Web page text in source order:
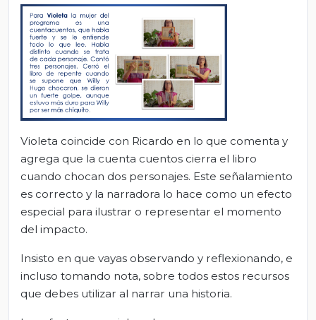
Violeta coincide con Ricardo en lo que comenta y
agrega que la cuenta cuentos cierra el libro
cuando chocan dos personajes. Este señalamiento
es correcto y la narradora lo hace como un efecto
especial para ilustrar o representar el momento
del impacto.
Insisto en que vayas observando y reflexionando, e
incluso tomando nota, sobre todos estos recursos
que debes utilizar al narrar una historia.